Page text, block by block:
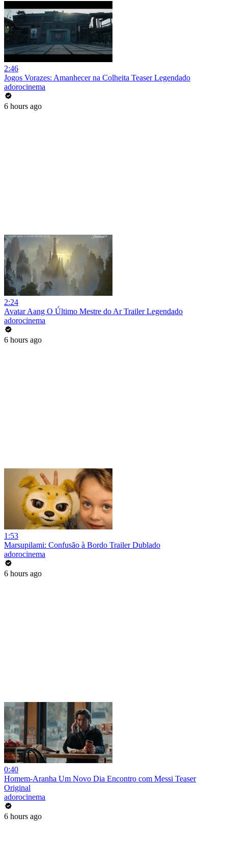
2:46
Jogos Vorazes: Amanhecer na Colheita Teaser Legendado
adorocinema
6 hours ago
2:24
Avatar Aang O Último Mestre do Ar Trailer Legendado
adorocinema
6 hours ago
1:53
Marsupilami: Confusão à Bordo Trailer Dublado
adorocinema
6 hours ago
0:40
Homem-Aranha Um Novo Dia Encontro com Messi Teaser
Original
adorocinema
6 hours ago